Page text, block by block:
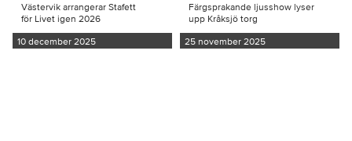
Västervik arrangerar Stafett
för Livet igen 2026
10 december 2025
Färgsprakande ljusshow lyser
upp Kråksjö torg
25 november 2025